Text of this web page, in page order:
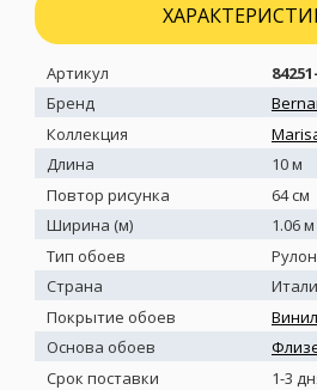
Артикул
Бренд
Коллекция
Длина
10 м
Повтор рисунка
64 см
Ширина (м)
1.06 м
Тип обоев
Страна
Покрытие обоев
Основа обоев
Срок поставки
1-3